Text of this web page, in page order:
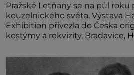
Pražské Letňany se na půl
kouzelnického světa. Výstava
Exhibition přivezla do Česka
kostýmy a rekvizity, Bradavice,